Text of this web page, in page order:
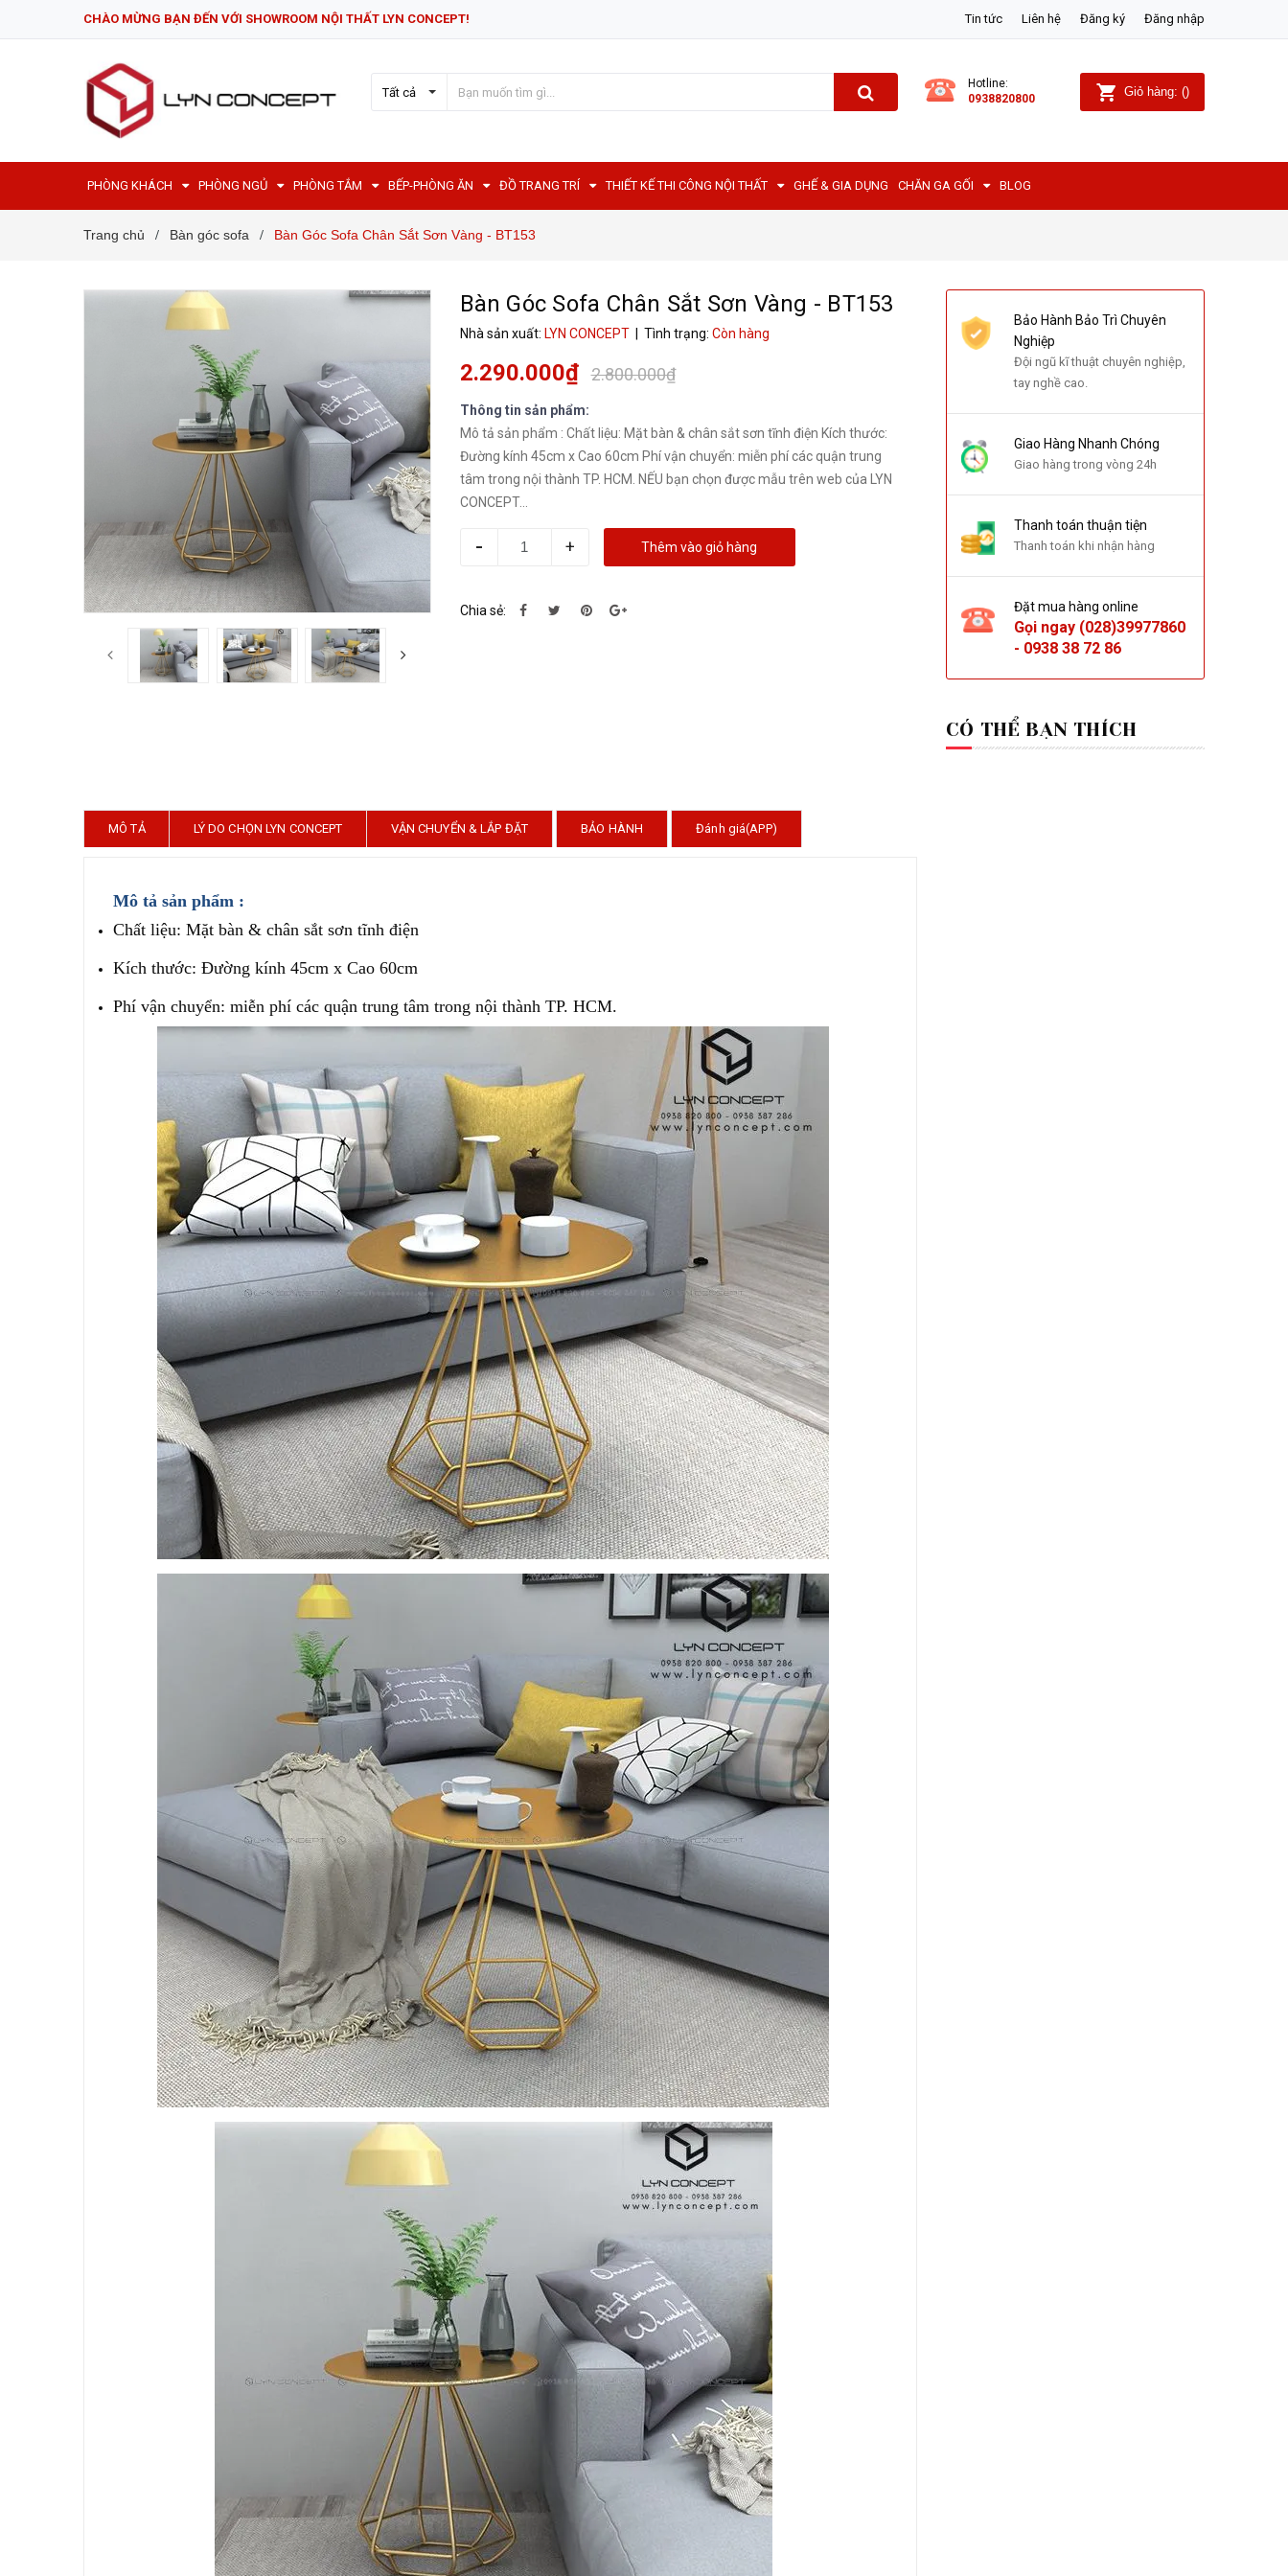
CHÀO MỪNG BẠN ĐẾN VỚI SHOWROOM NỘI THẤT LYN CONCEPT! Tin tức Liên hệ Đăng ký Đăng nhập
Tất cả
Hotline:
0938820800
Giỏ hàng: ()
PHÒNG KHÁCH PHÒNG NGỦ PHÒNG TẮM BẾP-PHÒNG ĂN ĐỒ TRANG TRÍ THIẾT KẾ THI CÔNG NỘI THẤT GHẾ & GIA DỤNG CHĂN GA GỐI BLOG
Trang chủ / Bàn góc sofa / Bàn Góc Sofa Chân Sắt Sơn Vàng - BT153
Bàn Góc Sofa Chân Sắt Sơn Vàng - BT153
Nhà sản xuất: LYN CONCEPT | Tình trạng: Còn hàng
2.290.000₫ 2.800.000₫
Thông tin sản phẩm:
Mô tả sản phẩm : Chất liệu: Mặt bàn & chân sắt sơn tĩnh điện Kích thước:
Đường kính 45cm x Cao 60cm Phí vận chuyển: miễn phí các quận trung
tâm trong nội thành TP. HCM. NẾU bạn chọn được mẫu trên web của LYN
CONCEPT...
- + Thêm vào giỏ hàng
Chia sẻ:
MÔ TẢ LÝ DO CHỌN LYN CONCEPT VẬN CHUYỂN & LẮP ĐẶT BẢO HÀNH Đánh giá(APP)
Mô tả sản phẩm :
Chất liệu: Mặt bàn & chân sắt sơn tĩnh điện
Kích thước: Đường kính 45cm x Cao 60cm
Phí vận chuyển: miễn phí các quận trung tâm trong nội thành TP. HCM.
Bảo Hành Bảo Trì Chuyên
Nghiệp
Đội ngũ kĩ thuật chuyên nghiệp,
tay nghề cao.
Giao Hàng Nhanh Chóng
Giao hàng trong vòng 24h
Thanh toán thuận tiện
Thanh toán khi nhận hàng
Đặt mua hàng online
Gọi ngay (028)39977860
- 0938 38 72 86
CÓ THỂ BẠN THÍCH